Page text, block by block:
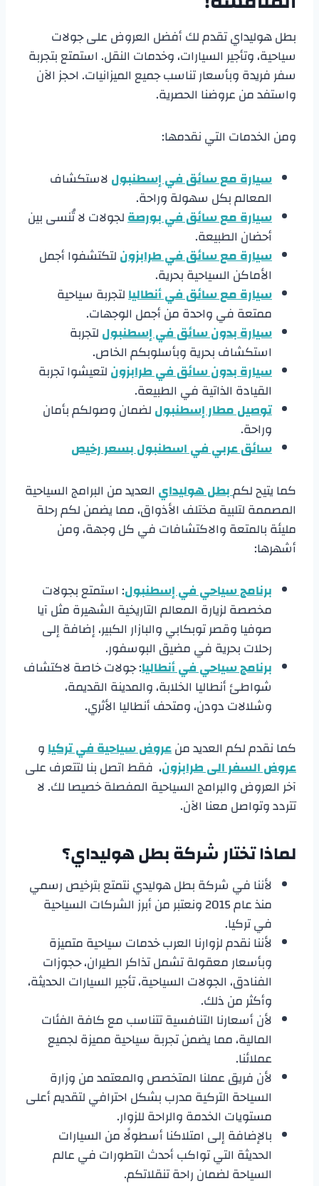
بطل هوليداي تقدم لك أفضل العروض على جولات
سياحية، وتأجير السيارات، وخدمات النقل. استمتع بتجربة
سفر فريدة وبأسعار تناسب جميع الميزانيات. احجز الآن
واستفد من عروضنا الحصرية.
ومن الخدمات التي نقدمها:
سيارة مع سائق في إسطنبوللاستكشاف
المعالم بكل سهولة وراحة.
سيارة مع سائق في بورصةلجولات لا تُنسى بين
أحضان الطبيعة.
سيارة مع سائق في طرابزونلتكتشفوا أجمل
الأماكن السياحية بحرية.
سيارة مع سائق في أنطاليالتجربة سياحية
ممتعة في واحدة من أجمل الوجهات.
سيارة بدون سائق في إسطنبوللتجربة
استكشاف بحرية وبأسلوبكم الخاص.
سيارة بدون سائق في طرابزونلتعيشوا تجربة
القيادة الذاتية في الطبيعة.
توصيل مطار إسطنبوللضمان وصولكم بأمان
وراحة.
سائق عربي في اسطنبول بسعر رخيص
كما يتيح لكمبطل هوليداي العديد من البرامج السياحية
المصممة لتلبية مختلف الأذواق، مما يضمن لكم رحلة
مليئة بالمتعة والاكتشافات في كل وجهة، ومن
أشهرها:
برنامج سياحي في إسطنبول: استمتع بجولات
مخصصة لزيارة المعالم التاريخية الشهيرة مثل آيا
صوفيا وقصر توبكابي والبازار الكبير، إضافة إلى
رحلات بحرية في مضيق البوسفور.
برنامج سياحي في أنطاليا: جولات خاصة لاكتشاف
شواطئ أنطاليا الخلابة، والمدينة القديمة،
وشلالات دودن، ومتحف أنطاليا الأثري.
كما نقدم لكم العديد منعروض سياحية في تركياو
عروض السفر الى طرابزون، فقط اتصل بنا لتتعرف على
آخر العروض والبرامج السياحية المفصلة خصيصا لك. لا
تتردد وتواصل معنا الآن.
لماذا تختار شركة بطل هوليداي؟
لأننا في شركة بطل هوليدي نتمتع بترخيص رسمي
منذ عام 2015 ونعتبر من أبرز الشركات السياحية
في تركيا.
لأننا نقدم لزوارنا العرب خدمات سياحية متميزة
وبأسعار معقولة تشمل تذاكر الطيران، حجوزات
الفنادق، الجولات السياحية، تأجير السيارات الحديثة،
وأكثر من ذلك.
لأن أسعارنا التنافسية تتناسب مع كافة الفئات
المالية، مما يضمن تجربة سياحية مميزة لجميع
عملائنا.
لأن فريق عملنا المتخصص والمعتمد من وزارة
السياحة التركية مدرب بشكل احترافي لتقديم أعلى
مستويات الخدمة والراحة للزوار.
بالإضافة إلى امتلاكنا أسطولًا من السيارات
الحديثة التي تواكب أحدث التطورات في عالم
السياحة لضمان راحة تنقلاتكم.